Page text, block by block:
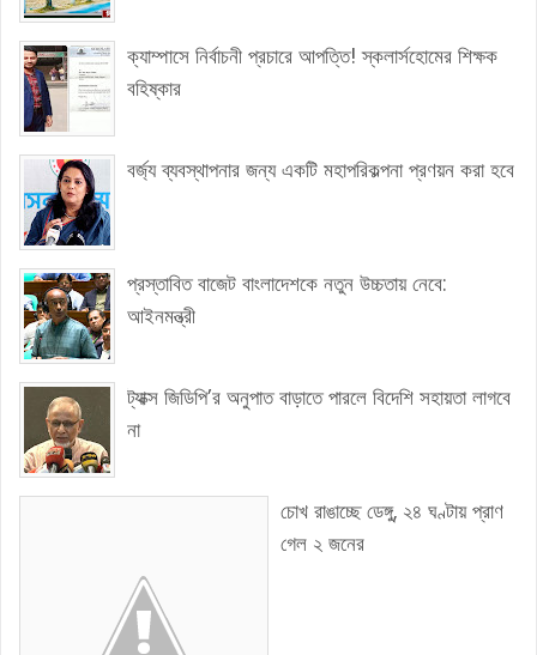
ক্যাম্পাসে নির্বাচনী প্রচারে আপত্তি! স্কলার্সহোমের শিক্ষক
বহিষ্কার
বর্জ্য ব্যবস্থাপনার জন্য একটি মহাপরিকল্পনা প্রণয়ন করা হবে
প্রস্তাবিত বাজেট বাংলাদেশকে নতুন উচ্চতায় নেবে:
আইনমন্ত্রী
ট্যাক্স জিডিপি’র অনুপাত বাড়াতে পারলে বিদেশি সহায়তা লাগবে
না
চোখ রাঙাচ্ছে ডেঙ্গু, ২৪ ঘণ্টায় প্রাণ
গেল ২ জনের